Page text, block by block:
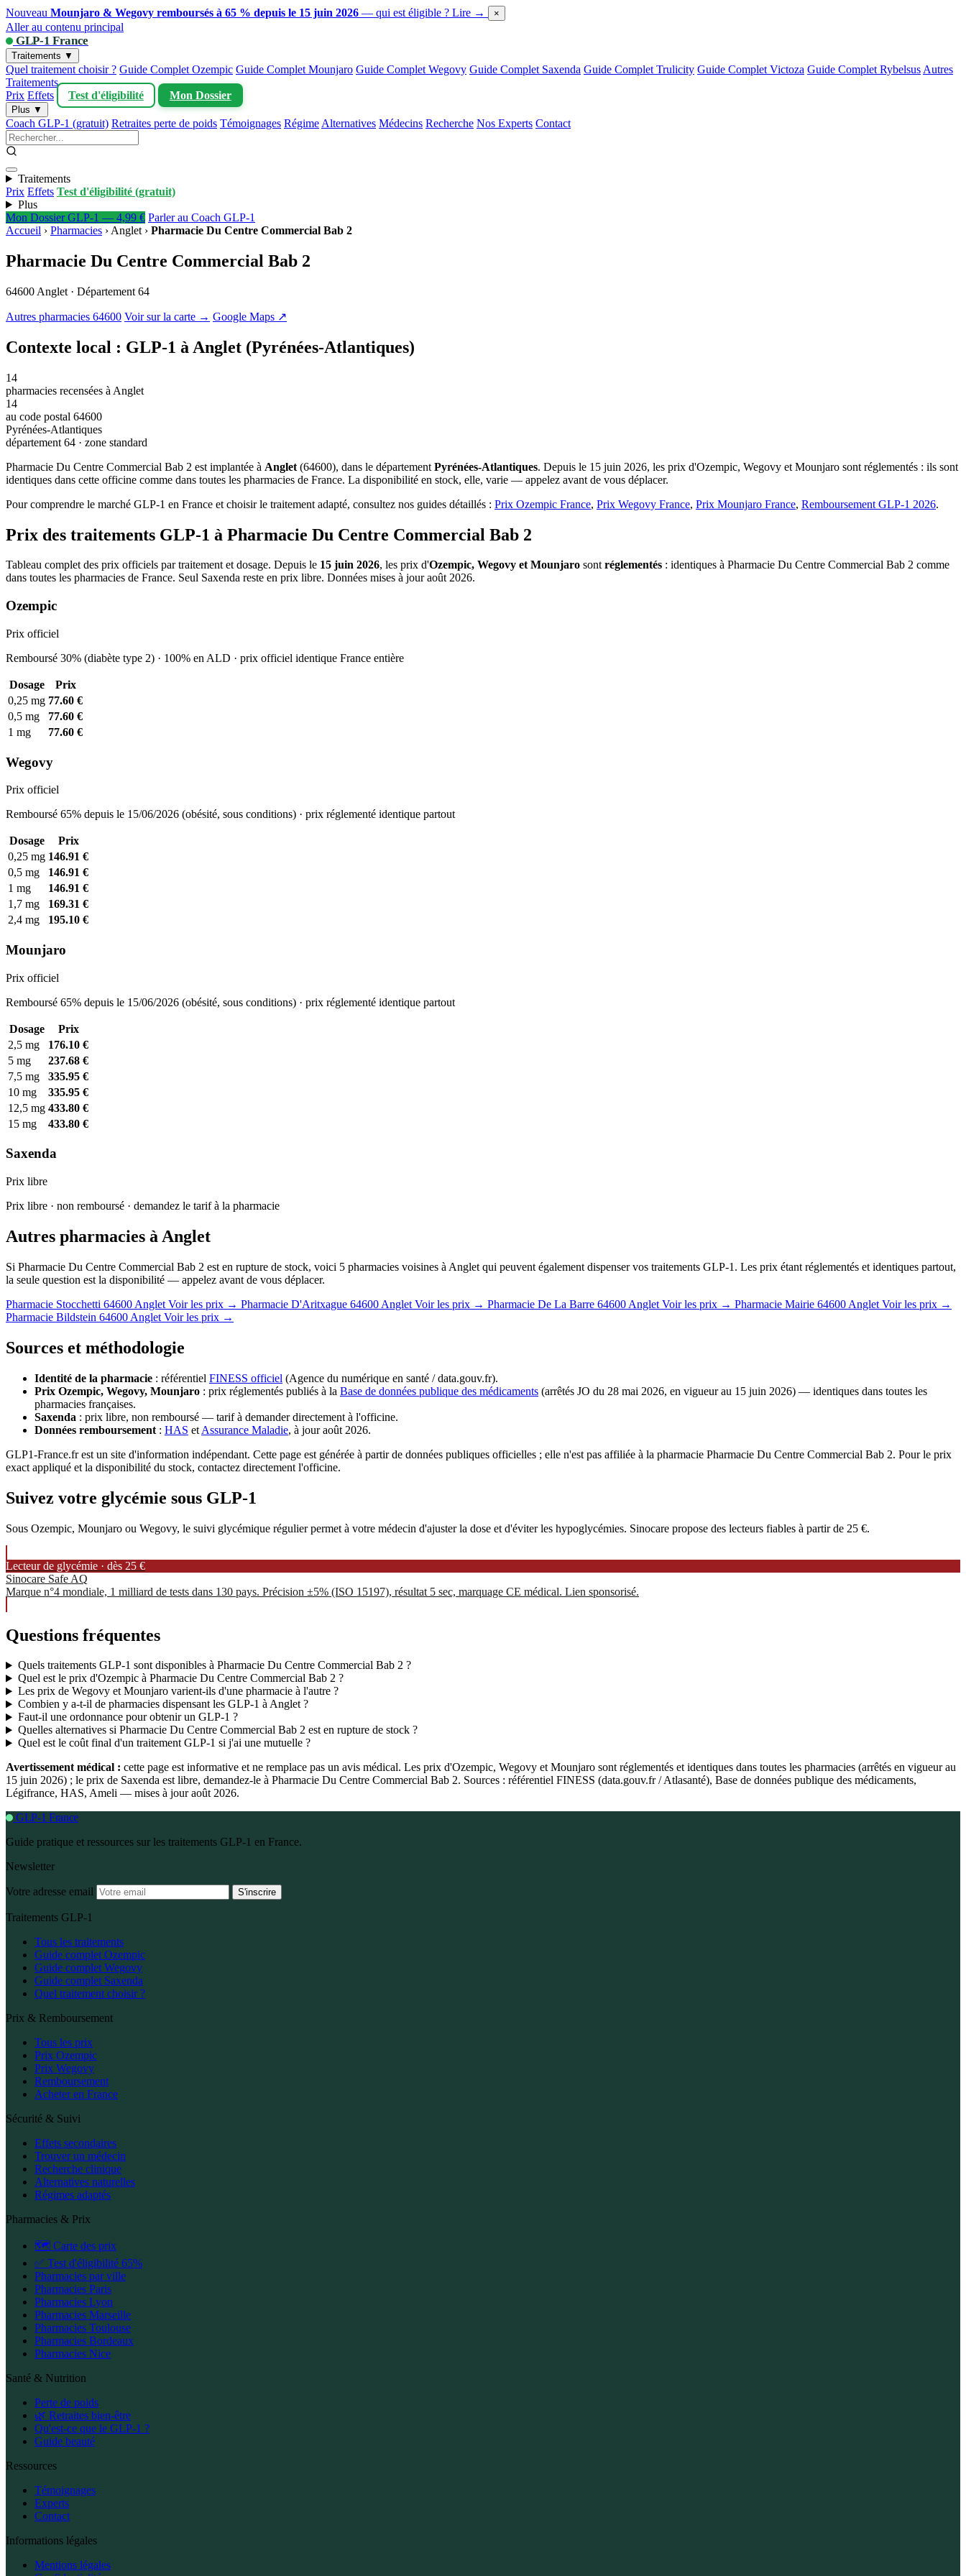
Nouveau Mounjaro & Wegovy remboursés à 65 % depuis le 15 juin 2026 — qui est éligible ? Lire → ×
Aller au contenu principal
GLP-1 France
Traitements ▼
Quel traitement choisir ? Guide Complet Ozempic Guide Complet Mounjaro Guide Complet Wegovy Guide Complet Saxenda Guide Complet Trulicity Guide Complet Victoza Guide Complet Rybelsus Autres
Traitements
Prix Effets Test d'éligibilité Mon Dossier
Plus ▼
Coach GLP-1 (gratuit) Retraites perte de poids Témoignages Régime Alternatives Médecins Recherche Nos Experts Contact
Traitements
Prix Effets Test d'éligibilité (gratuit)
Plus
Mon Dossier GLP-1 — 4,99 € Parler au Coach GLP-1
Accueil › Pharmacies › Anglet › Pharmacie Du Centre Commercial Bab 2
Pharmacie Du Centre Commercial Bab 2
64600 Anglet · Département 64
Autres pharmacies 64600 Voir sur la carte → Google Maps ↗
Contexte local : GLP-1 à Anglet (Pyrénées-Atlantiques)
14
pharmacies recensées à Anglet
14
au code postal 64600
Pyrénées-Atlantiques
département 64 · zone standard
Pharmacie Du Centre Commercial Bab 2 est implantée à Anglet (64600), dans le département Pyrénées-Atlantiques. Depuis le 15 juin 2026, les prix d'Ozempic, Wegovy et Mounjaro sont réglementés : ils sont
identiques dans cette officine comme dans toutes les pharmacies de France. La disponibilité en stock, elle, varie — appelez avant de vous déplacer.
Pour comprendre le marché GLP-1 en France et choisir le traitement adapté, consultez nos guides détaillés : Prix Ozempic France, Prix Wegovy France, Prix Mounjaro France, Remboursement GLP-1 2026.
Prix des traitements GLP-1 à Pharmacie Du Centre Commercial Bab 2
Tableau complet des prix officiels par traitement et dosage. Depuis le 15 juin 2026, les prix d'Ozempic, Wegovy et Mounjaro sontréglementés : identiques à Pharmacie Du Centre Commercial Bab 2 comme
dans toutes les pharmacies de France. Seul Saxenda reste en prix libre. Données mises à jour août 2026.
Ozempic
Prix officiel
Remboursé 30% (diabète type 2) · 100% en ALD · prix officiel identique France entière
Dosage
Prix
0,25 mg 77.60 €
0,5 mg
77.60 €
1 mg
77.60 €
Wegovy
Prix officiel
Remboursé 65% depuis le 15/06/2026 (obésité, sous conditions) · prix réglementé identique partout
Dosage
Prix
0,25 mg 146.91 €
0,5 mg
146.91 €
1 mg
146.91 €
1,7 mg
169.31 €
2,4 mg
195.10 €
Mounjaro
Prix officiel
Remboursé 65% depuis le 15/06/2026 (obésité, sous conditions) · prix réglementé identique partout
Dosage
Prix
2,5 mg
176.10 €
5 mg
237.68 €
7,5 mg
335.95 €
10 mg
335.95 €
12,5 mg 433.80 €
15 mg
433.80 €
Saxenda
Prix libre
Prix libre · non remboursé · demandez le tarif à la pharmacie
Autres pharmacies à Anglet
Si Pharmacie Du Centre Commercial Bab 2 est en rupture de stock, voici 5 pharmacies voisines à Anglet qui peuvent également dispenser vos traitements GLP-1. Les prix étant réglementés et identiques partout,
la seule question est la disponibilité — appelez avant de vous déplacer.
Pharmacie Stocchetti 64600 Anglet Voir les prix → Pharmacie D'Aritxague 64600 Anglet Voir les prix → Pharmacie De La Barre 64600 Anglet Voir les prix → Pharmacie Mairie 64600 Anglet Voir les prix →
Pharmacie Bildstein 64600 Anglet Voir les prix →
Sources et méthodologie
Identité de la pharmacie : référentiel FINESS officiel (Agence du numérique en santé / data.gouv.fr).
Prix Ozempic, Wegovy, Mounjaro : prix réglementés publiés à la Base de données publique des médicaments (arrêtés JO du 28 mai 2026, en vigueur au 15 juin 2026) — identiques dans toutes les
pharmacies françaises.
Saxenda : prix libre, non remboursé — tarif à demander directement à l'officine.
Données remboursement : HAS et Assurance Maladie, à jour août 2026.
GLP1-France.fr est un site d'information indépendant. Cette page est générée à partir de données publiques officielles ; elle n'est pas affiliée à la pharmacie Pharmacie Du Centre Commercial Bab 2. Pour le prix
exact appliqué et la disponibilité du stock, contactez directement l'officine.
Suivez votre glycémie sous GLP-1
Sous Ozempic, Mounjaro ou Wegovy, le suivi glycémique régulier permet à votre médecin d'ajuster la dose et d'éviter les hypoglycémies. Sinocare propose des lecteurs fiables à partir de 25 €.
Lecteur de glycémie · dès 25 €
Sinocare Safe AQ
Marque n°4 mondiale, 1 milliard de tests dans 130 pays. Précision ±5% (ISO 15197), résultat 5 sec, marquage CE médical. Lien sponsorisé.
Questions fréquentes
Quels traitements GLP-1 sont disponibles à Pharmacie Du Centre Commercial Bab 2 ?
Quel est le prix d'Ozempic à Pharmacie Du Centre Commercial Bab 2 ?
Les prix de Wegovy et Mounjaro varient-ils d'une pharmacie à l'autre ?
Combien y a-t-il de pharmacies dispensant les GLP-1 à Anglet ?
Faut-il une ordonnance pour obtenir un GLP-1 ?
Quelles alternatives si Pharmacie Du Centre Commercial Bab 2 est en rupture de stock ?
Quel est le coût final d'un traitement GLP-1 si j'ai une mutuelle ?
Avertissement médical : cette page est informative et ne remplace pas un avis médical. Les prix d'Ozempic, Wegovy et Mounjaro sont réglementés et identiques dans toutes les pharmacies (arrêtés en vigueur au
15 juin 2026) ; le prix de Saxenda est libre, demandez-le à Pharmacie Du Centre Commercial Bab 2. Sources : référentiel FINESS (data.gouv.fr / Atlasanté), Base de données publique des médicaments,
Légifrance, HAS, Ameli — mises à jour août 2026.
GLP-1 France
Guide pratique et ressources sur les traitements GLP-1 en France.
Newsletter
Votre adresse email S'inscrire
Traitements GLP-1
Tous les traitements
Guide complet Ozempic
Guide complet Wegovy
Guide complet Saxenda
Quel traitement choisir ?
Prix & Remboursement
Tous les prix
Prix Ozempic
Prix Wegovy
Remboursement
Acheter en France
Sécurité & Suivi
Effets secondaires
Trouver un médecin
Recherche clinique
Alternatives naturelles
Régimes adaptés
Pharmacies & Prix
🗺️ Carte des prix
✅ Test d'éligibilité 65%
Pharmacies par ville
Pharmacies Paris
Pharmacies Lyon
Pharmacies Marseille
Pharmacies Toulouse
Pharmacies Bordeaux
Pharmacies Nice
Santé & Nutrition
Perte de poids
🌿 Retraites bien-être
Qu'est-ce que le GLP-1 ?
Guide beauté
Ressources
Témoignages
Experts
Contact
Informations légales
Mentions légales